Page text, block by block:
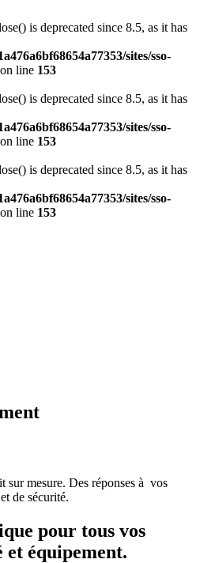
is deprecated since 8.5, as it has
sites/sso-
on line 153
is deprecated since 8.5, as it has
sites/sso-
on line 153
is deprecated since 8.5, as it has
sites/sso-
on line 153
sur mesure. Des réponses à vos
de sécurité.
pour tous vos
et équipement.